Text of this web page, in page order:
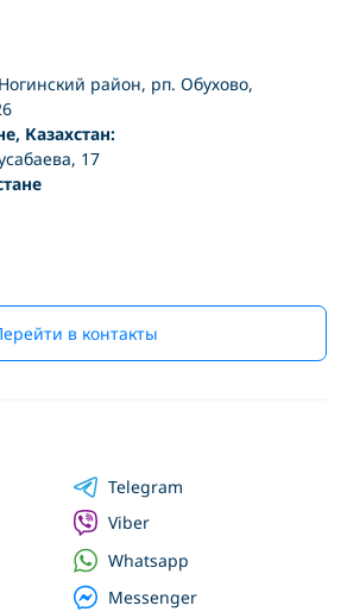
район, рп. Обухово,
Казахстан:
17
в контакты
Telegram
Viber
Whatsapp
Messenger